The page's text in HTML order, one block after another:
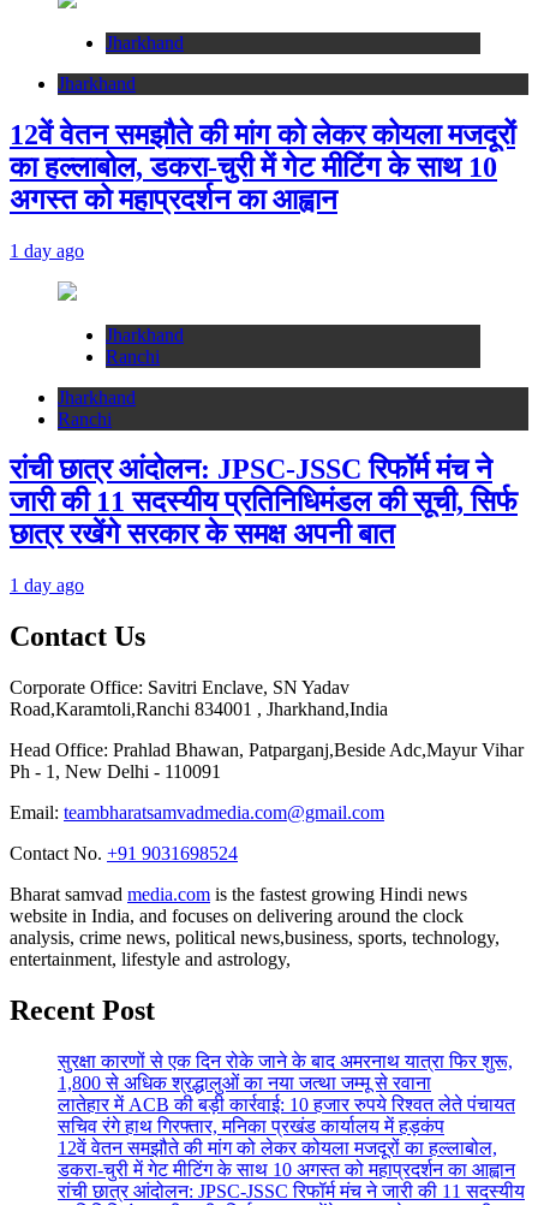
Jharkhand
Jharkhand
12वें वेतन समझौते की मांग को लेकर कोयला मजदूरों
का हल्लाबोल, डकरा-चुरी में गेट मीटिंग के साथ 10
अगस्त को महाप्रदर्शन का आह्वान
1 day ago
Jharkhand
Ranchi
Jharkhand
Ranchi
रांची छात्र आंदोलन: JPSC-JSSC रिफॉर्म मंच ने
जारी की 11 सदस्यीय प्रतिनिधिमंडल की सूची, सिर्फ
छात्र रखेंगे सरकार के समक्ष अपनी बात
1 day ago
Contact Us
Corporate Office: Savitri Enclave, SN Yadav
Road,Karamtoli,Ranchi 834001 , Jharkhand,India
Head Office: Prahlad Bhawan, Patparganj,Beside Adc,Mayur Vihar
Ph - 1, New Delhi - 110091
Email: teambharatsamvadmedia.com@gmail.com
Contact No. ‪ +91 9031698524
Bharat samvad media.com is the fastest growing Hindi news
website in India, and focuses on delivering around the clock
analysis, crime news, political news,business, sports, technology,
entertainment, lifestyle and astrology,
Recent Post
सुरक्षा कारणों से एक दिन रोके जाने के बाद अमरनाथ यात्रा फिर शुरू,
1,800 से अधिक श्रद्धालुओं का नया जत्था जम्मू से रवाना
लातेहार में ACB की बड़ी कार्रवाई: 10 हजार रुपये रिश्वत लेते पंचायत
सचिव रंगे हाथ गिरफ्तार, मनिका प्रखंड कार्यालय में हड़कंप
12वें वेतन समझौते की मांग को लेकर कोयला मजदूरों का हल्लाबोल,
डकरा-चुरी में गेट मीटिंग के साथ 10 अगस्त को महाप्रदर्शन का आह्वान
रांची छात्र आंदोलन: JPSC-JSSC रिफॉर्म मंच ने जारी की 11 सदस्यीय